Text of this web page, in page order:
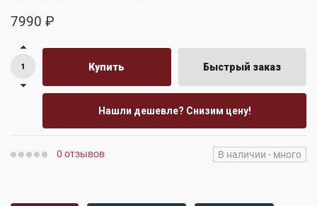
7990 ₽
Купить Быстрый заказ
Нашли дешевле? Снизим цену!
0 отзывов В наличии - много